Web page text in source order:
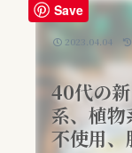
40代の
系、植
不使用、
2023.04.04
Save